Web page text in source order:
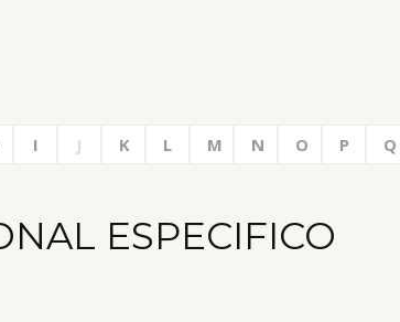
I J K L M N O P Q
ESPECIFICO